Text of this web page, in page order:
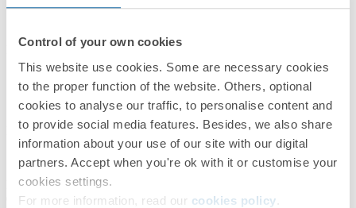
Control of your own cookies
This website use cookies. Some are necessary cookies
to the proper function of the website. Others, optional
cookies to analyse our traffic, to personalise content and
to provide social media features. Besides, we also share
information about your use of our site with our digital
partners. Accept when you're ok with it or customise your
cookies settings.
For more information, read our cookies policy
Entre em contato conosco
+55 (31) 2566-6773
Horário de contato
Simon Brasil:
Rua Santiago Ballesteros, 860 Cinco - Contagem/MG - CEP 32010-
050